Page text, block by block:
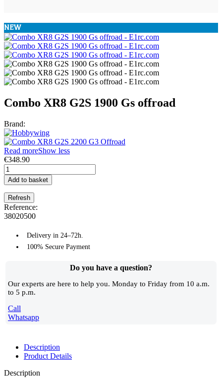
NEW
Combo XR8 G2S 1900 Gs offroad
Brand:
Read moreShow less
€348.90
Add to basket
Reference:
38020500
Delivery in 24–72h.
100% Secure Payment
Do you have a question?​
Our experts are here to help you. Monday to Friday from 10 a.m.
to 5 p.m.
Call
Whatsapp
Description
Product Details
Description